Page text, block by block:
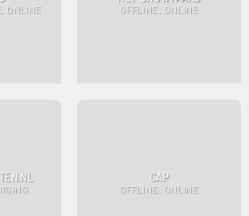
ONLINE OFFLINE, ONLINE
CAP
OFFLINE, ONLINE